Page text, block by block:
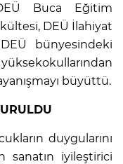
Buca Eğitim
DEÜ İlahiyat
bünyesindeki
büyüttü.
duygularını
sanatın iyileştirici